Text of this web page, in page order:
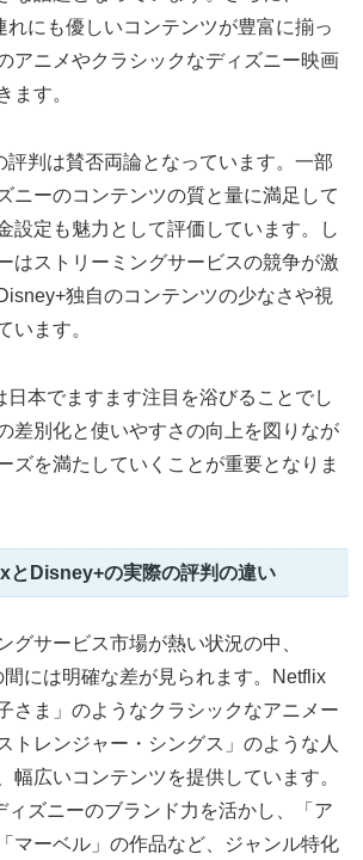
れにも優しいコンテンツが豊富に揃っ
アニメやクラシックなディズニー映画
ます。
評判は賛否両論となっています。一部
ニーのコンテンツの質と量に満足して
設定も魅力として評価しています。し
はストリーミングサービスの競争が激
独自のコンテンツの少なさや視
います。
日本でますます注目を浴びることでし
差別化と使いやすさの向上を図りなが
ズを満たしていくことが重要となりま
とDisney+の実際の評判の違い
グサービス市場が熱い状況の中、
には明確な差が見られます。Netflix
さま」のようなクラシックなアニメー
トレンジャー・シングス」のような人
幅広いコンテンツを提供しています。
ィズニーのブランド力を活かし、「ア
マーベル」の作品など、ジャンル特化